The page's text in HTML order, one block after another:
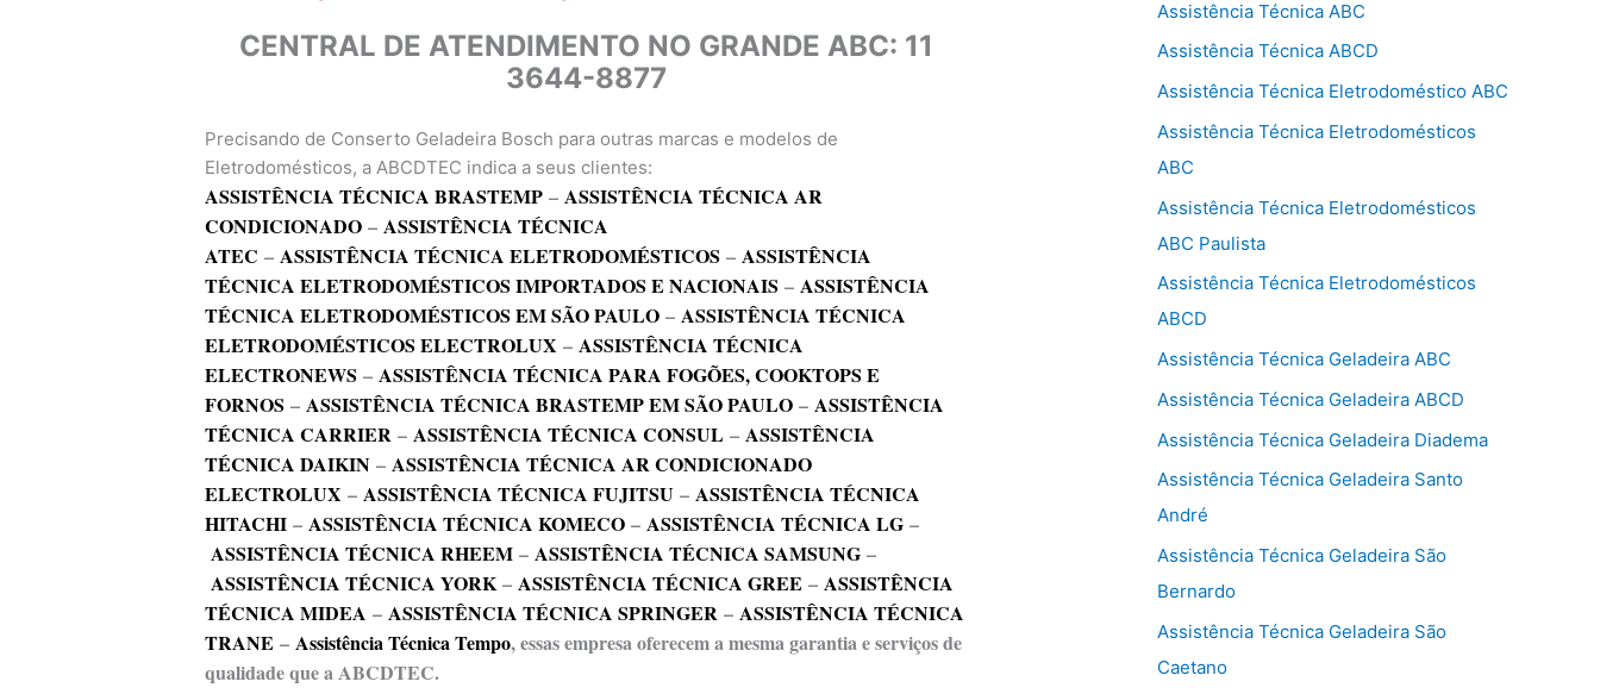
CENTRAL DE ATENDIMENTO NO GRANDE ABC: 11
3644-8877
Precisando de Conserto Geladeira Bosch para outras marcas e modelos de
Eletrodomésticos, a ABCDTEC indica a seus clientes:
ASSISTÊNCIA TÉCNICA BRASTEMP –ASSISTÊNCIA TÉCNICA AR
CONDICIONADO –ASSISTÊNCIA TÉCNICA
ATEC –ASSISTÊNCIA TÉCNICA ELETRODOMÉSTICOS –ASSISTÊNCIA
TÉCNICA ELETRODOMÉSTICOS IMPORTADOS E NACIONAIS –ASSISTÊNCIA
TÉCNICA ELETRODOMÉSTICOS EM SÃO PAULO –ASSISTÊNCIA TÉCNICA
ELETRODOMÉSTICOS ELECTROLUX –ASSISTÊNCIA TÉCNICA
ELECTRONEWS –ASSISTÊNCIA TÉCNICA PARA FOGÕES, COOKTOPS E
FORNOS –ASSISTÊNCIA TÉCNICA BRASTEMP EM SÃO PAULO –ASSISTÊNCIA
TÉCNICA CARRIER –ASSISTÊNCIA TÉCNICA CONSUL –ASSISTÊNCIA
TÉCNICA DAIKIN –ASSISTÊNCIA TÉCNICA AR CONDICIONADO
ELECTROLUX –ASSISTÊNCIA TÉCNICA FUJITSU –ASSISTÊNCIA TÉCNICA
HITACHI –ASSISTÊNCIA TÉCNICA KOMECO –ASSISTÊNCIA TÉCNICA LG –
ASSISTÊNCIA TÉCNICA RHEEM –ASSISTÊNCIA TÉCNICA SAMSUNG –
ASSISTÊNCIA TÉCNICA YORK–ASSISTÊNCIA TÉCNICA GREE –ASSISTÊNCIA
TÉCNICA MIDEA –ASSISTÊNCIA TÉCNICA SPRINGER –ASSISTÊNCIA TÉCNICA
TRANE –Assistência Técnica Tempo, essas empresa oferecem a mesma garantia e serviços de
qualidade que a ABCDTEC.
Assistência Técnica ABC
Assistência Técnica ABCD
Assistência Técnica Eletrodoméstico ABC
Assistência Técnica Eletrodomésticos
ABC
Assistência Técnica Eletrodomésticos
ABC Paulista
Assistência Técnica Eletrodomésticos
ABCD
Assistência Técnica Geladeira ABC
Assistência Técnica Geladeira ABCD
Assistência Técnica Geladeira Diadema
Assistência Técnica Geladeira Santo
André
Assistência Técnica Geladeira São
Bernardo
Assistência Técnica Geladeira São
Caetano